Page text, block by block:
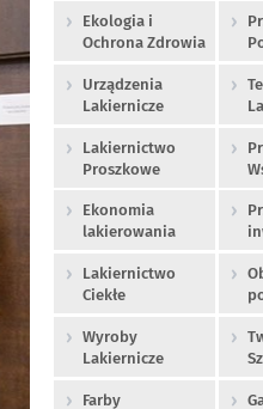
Ekologia i
Ochrona Zdrowia
Urządzenia
Lakiernicze
Lakiernictwo
Proszkowe
Ekonomia
lakierowania
Lakiernictwo
Ciekłe
Wyroby
Lakiernicze
Farby